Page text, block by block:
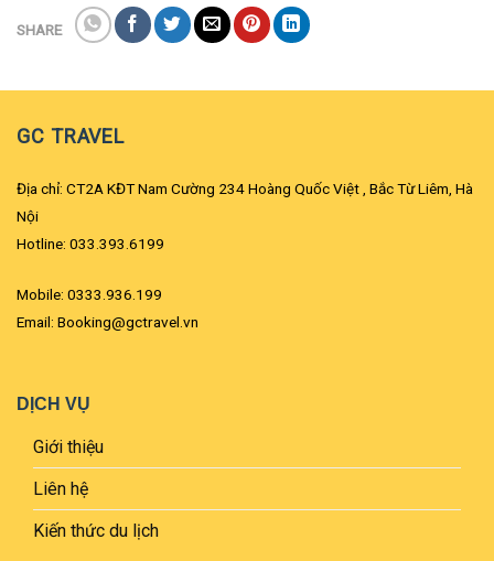
SHARE
GC TRAVEL
Địa chỉ: CT2A KĐT Nam Cường 234 Hoàng Quốc Việt , Bắc Từ Liêm, Hà
Nội
Hotline: 033.393.6199
Mobile: 0333.936.199
Email: Booking@gctravel.vn
DỊCH VỤ
Giới thiệu
Liên hệ
Kiến thức du lịch